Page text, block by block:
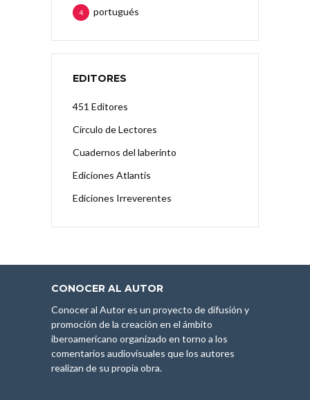
portugués
4
EDITORES
451 Editores
Círculo de Lectores
Cuadernos del laberinto
Ediciones Atlantis
Ediciones Irreverentes
CONOCER AL AUTOR
Conocer al Autor es un proyecto de difusión y
promoción de la creación en el ámbito
iberoamericano organizado en torno a los
comentarios audiovisuales que los autores
realizan de su propia obra.